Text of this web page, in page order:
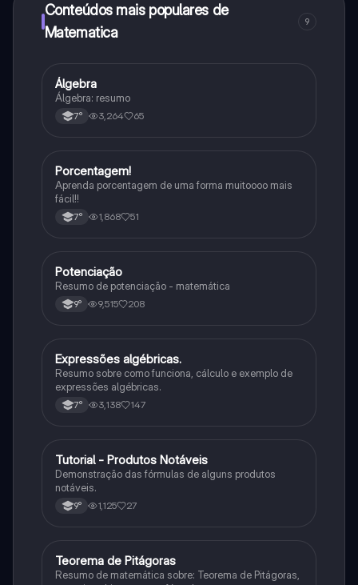
Conteúdos mais populares de
Matematica
9
Matematica
Álgebra
Álgebra: resumo
7° 3,264 65
Matematica
Porcentagem!
Aprenda porcentagem de uma forma muitoooo mais
fácil!!
7° 1,868 51
Matematica
Potenciação
Resumo de potenciação - matemática
9° 9,515 208
Matematica
Expressões algébricas.
Resumo sobre como funciona, cálculo e exemplo de
expressões algébricas.
7° 3,138 147
Matematica
Tutorial - Produtos Notáveis
Demonstração das fórmulas de alguns produtos
notáveis.
9° 1,125 27
Matematica
Teorema de Pitágoras
Resumo de matemática sobre: Teorema de Pitágoras,